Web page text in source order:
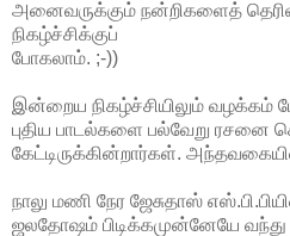
அனைவருக்கும் நன்றிகளைத்
நிகழ்ச்சிக்குப்
போகலாம். ;-))
இன்றைய நிகழ்ச்சியிலும்
புதிய பாடல்களை பல்வேறு
கேட்டிருக்கின்றார்கள்.
நாலு மணி நேர ஜேசுதாஸ்
ஜலதோஷம் பிடிக்கமுன்னேயே வந்து